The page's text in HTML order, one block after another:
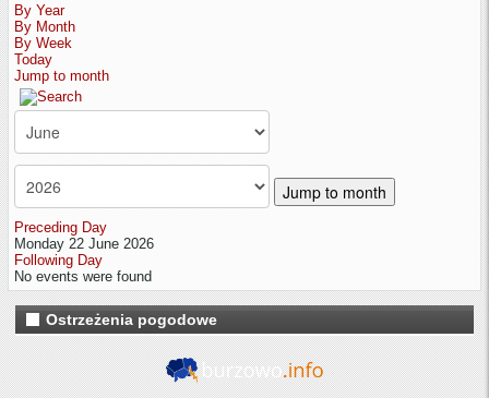
By Year
By Month
By Week
Today
Jump to month
Jump to month
Preceding Day
Monday 22 June 2026
Following Day
No events were found
Ostrzeżenia pogodowe